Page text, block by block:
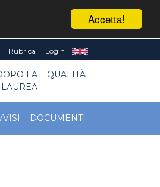
Accetta!
Rubrica Login
LA
LAUREA
QUALITÀ
DOCUMENTI